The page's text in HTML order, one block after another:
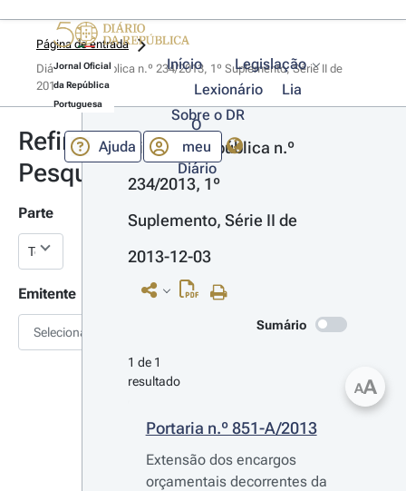
Jornal Oficial
da República
Portuguesa
Início
Legislação
Lexionário
Lia
Sobre o DR
Ajuda
O
meu
Diário
Página de entrada
Diário da República n.º 234/2013, 1º Suplemento, Série II de
2013-12-03
Refinar
Pesquisa
Parte
Emitente
Selecionar
Diário da República n.º
234/2013, 1º
Suplemento, Série II de
2013-12-03
Sumário
1 de 1
resultado
Portaria n.º 851-A/2013
Extensão dos encargos
orçamentais decorrentes da
AA